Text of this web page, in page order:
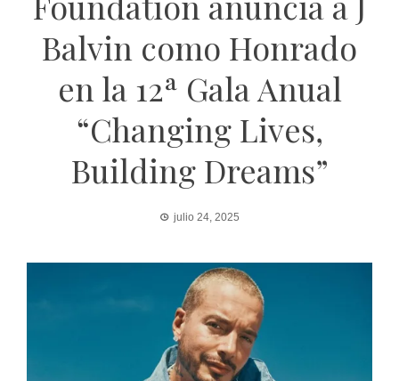
Balvin como Honrado
en la 12ª Gala Anual
“Changing Lives,
Building Dreams”
julio 24, 2025